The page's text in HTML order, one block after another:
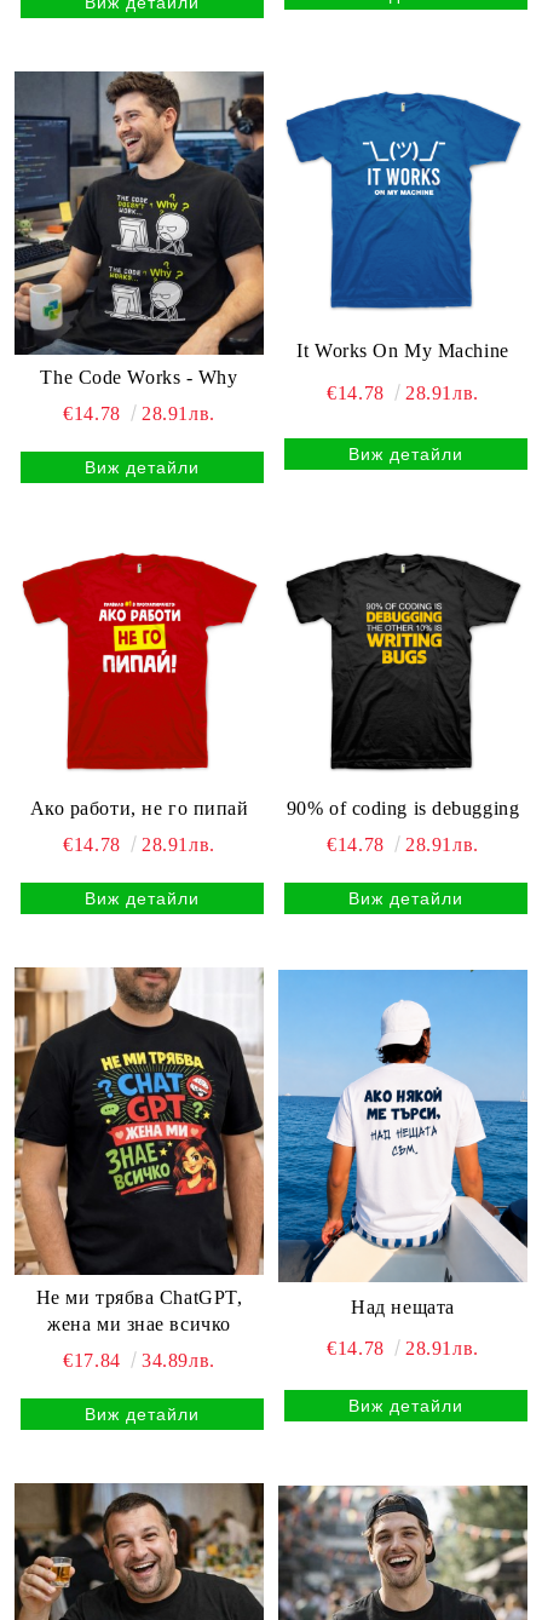
The Code Works - Why
€14.78
28.91лв.
Виж детайли
It Works On My Machine
€14.78 28.91лв.
Виж детайли
Ако работи, не го пипай
€14.78
28.91лв.
Виж детайли
90% of coding is debugging
€14.78
28.91лв.
Виж детайли
Не ми трябва ChatGPT,
жена ми знае всичко
€17.84
34.89лв.
Виж детайли
Над нещата
€14.78
28.91лв.
Виж детайли